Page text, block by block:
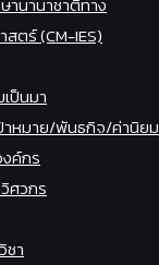
ตร์ (CM-IES)
ป็นมา
าหมาย/พันธกิจ/ค่านิยม
ค์กร
ศวกร
ชา